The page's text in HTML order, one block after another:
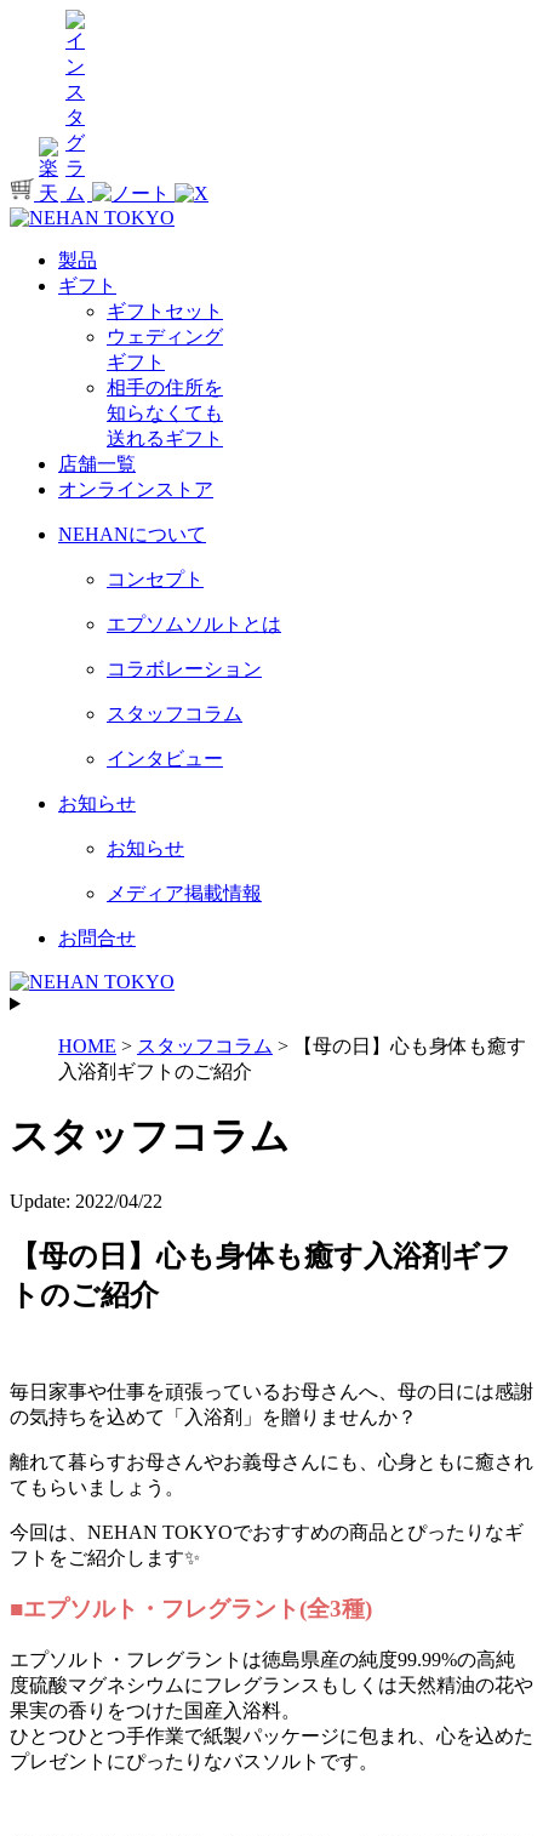
製品
ギフト
ギフトセット
ウェディング
ギフト
相手の住所を
知らなくても
送れるギフト
店舗一覧
オンラインストア
NEHANについて
コンセプト
エプソムソルトとは
コラボレーション
スタッフコラム
インタビュー
お知らせ
お知らせ
メディア掲載情報
お問合せ
HOME > スタッフコラム >
【母の日】心も身体も癒す
入浴剤ギフトのご紹介
スタッフコラム
Update: 2022/04/22
【母の日】心も身体も癒す入浴剤ギフ
トのご紹介
毎日家事や仕事を頑張っているお母さんへ、母の日には感謝
の気持ちを込めて「入浴剤」を贈りませんか？
離れて暮らすお母さんやお義母さんにも、心身ともに癒され
てもらいましょう。
今回は、NEHAN TOKYOでおすすめの商品とぴったりなギ
フトをご紹介します✨
■エプソルト・フレグラント(全3種)
エプソルト・フレグラントは徳島県産の純度99.99%の高純
度硫酸マグネシウムにフレグランスもしくは天然精油の花や
果実の香りをつけた国産入浴料。
ひとつひとつ手作業で紙製パッケージに包まれ、心を込めた
プレゼントにぴったりなバスソルトです。